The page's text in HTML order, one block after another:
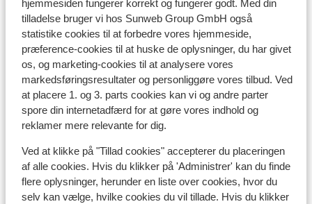
hjemmesiden fungerer korrekt og fungerer godt. Med din
tilladelse bruger vi hos Sunweb Group GmbH også
statistike cookies til at forbedre vores hjemmeside,
præference-cookies til at huske de oplysninger, du har givet
os, og marketing-cookies til at analysere vores
markedsføringsresultater og personliggøre vores tilbud. Ved
at placere 1. og 3. parts cookies kan vi og andre parter
spore din internetadfærd for at gøre vores indhold og
reklamer mere relevante for dig.
Ved at klikke på "Tillad cookies" accepterer du placeringen
af alle cookies. Hvis du klikker på 'Administrer' kan du finde
flere oplysninger, herunder en liste over cookies, hvor du
selv kan vælge, hvilke cookies du vil tillade. Hvis du klikker
I området
Afstand til centrum: zell am see: ca. 1,3 kilometer
Afstand til lufthavn salzburg: ca. 78 kilometer
Afstand til togstation zell am see: ca. 1,7 kilometer
Afstand til skipiste ca. 350 meter
Afstand til langrendsløjpe ca. 4 kilometer
Afstand til busstoppested til skilift ca. 20 meter (
skibus gratis mod forevisning af liftkort)
Afstand til skilift schmittenhöhebahn &
trassxpress: ca. 650 meter: cityxpress: ca. 1
kilometer; sonnenalmbahn: ca. 0,75 kilometer
Afstand til nærmeste butikker ca. 1 kilometer